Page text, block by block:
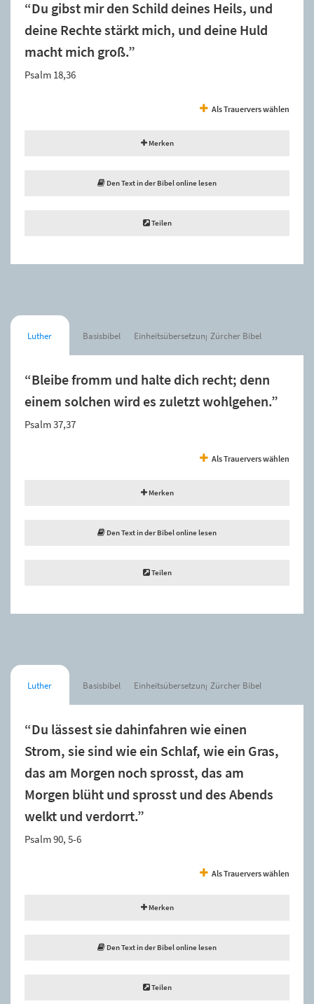
“Du gibst mir den Schild deines Heils, und
deine Rechte stärkt mich, und deine Huld
macht mich groß.”
Psalm 18,36
Als Trauervers wählen
Merken
Den Text in der Bibel online lesen
Teilen
Luther Basisbibel Einheitsübersetzung Zürcher Bibel
“Bleibe fromm und halte dich recht; denn
einem solchen wird es zuletzt wohlgehen.”
Psalm 37,37
Als Trauervers wählen
Merken
Den Text in der Bibel online lesen
Teilen
Luther Basisbibel Einheitsübersetzung Zürcher Bibel
“Du lässest sie dahinfahren wie einen
Strom, sie sind wie ein Schlaf, wie ein Gras,
das am Morgen noch sprosst, das am
Morgen blüht und sprosst und des Abends
welkt und verdorrt.”
Psalm 90, 5-6
Als Trauervers wählen
Merken
Den Text in der Bibel online lesen
Teilen